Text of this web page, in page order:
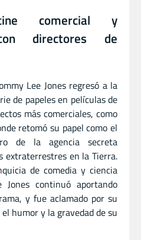
comercial y
directores de
Lee Jones regresó a la
de papeles en películas de
más comerciales, como
retomó su papel como el
de la agencia secreta
extraterrestres en la Tierra.
de comedia y ciencia
continuó aportando
y fue aclamado por su
humor y la gravedad de su